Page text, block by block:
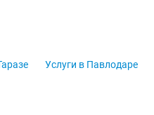
Услуги в Павлодаре